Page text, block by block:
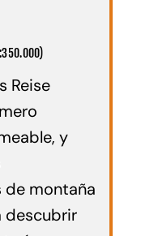
Reise
y
de montaña
descubrir